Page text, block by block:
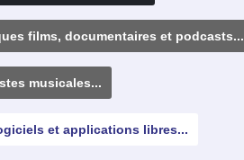
films, documentaires et podcasts...
musicales...
et applications libres...